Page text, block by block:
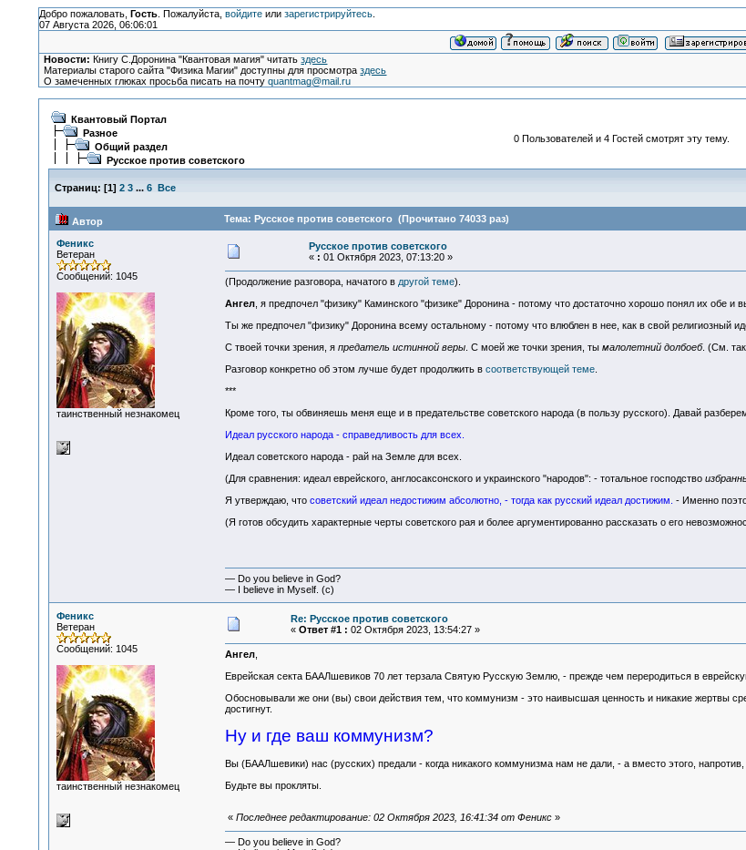
Добро пожаловать, Гость. Пожалуйста, войдитеили зарегистрируйтесь.
07 Августа 2026, 06:06:01
Новости: Книгу С.Доронина "Квантовая магия" читатьздесь
Материалы старого сайта "Физика Магии" доступны для просмотраздесь
О замеченных глюках просьба писать на почтуquantmag@mail.ru
Квантовый Портал
Разное
Общий раздел
Русское против советского
0 Пользователей и 4 Гостей смотрят эту тему.
Страниц: [1] 2 3 ... 6 Все
Автор Тема: Русское против советского (Прочитано 74033 раз)
Феникс
Ветеран
Сообщений: 1045
таинственный незнакомец
Русское против советского
« : 01 Октября 2023, 07:13:20 »
(Продолжение разговора, начатого в другой теме).
Ангел, я предпочел "физику" Каминского "физике" Доронина - потому что достаточно хорошо понял их обе и
Ты же предпочел "физику" Доронина всему остальному - потому что влюблен в нее, как в свой религиозный
С твоей точки зрения, я предатель истинной веры. С моей же точки зрения, ты малолетний долбоеб. (См.
Разговор конкретно об этом лучше будет продолжить в соответствующей теме.
***
Кроме того, ты обвиняешь меня еще и в предательстве советского народа (в пользу русского). Давай
Идеал русского народа - справедливость для всех.
Идеал советского народа - рай на Земле для всех.
(Для сравнения: идеал еврейского, англосаксонского и украинского "народов": - тотальное господство
Я утверждаю, что советский идеал недостижим абсолютно, - тогда как русский идеал достижим. - Именно
(Я готов обсудить характерные черты советского рая и более аргументированно рассказать о его
— Do you believe in God?
— I believe in Myself. (c)
Феникс
Ветеран
Сообщений: 1045
таинственный незнакомец
Re: Русское против советского
« Ответ #1 : 02 Октября 2023, 13:54:27 »
Ангел,
Еврейская секта БААЛшевиков 70 лет терзала Святую Русскую Землю, - прежде чем переродиться в
Обосновывали же они (вы) свои действия тем, что коммунизм - это наивысшая ценность и никакие жертвы
достигнут.
Ну и где ваш коммунизм?
Вы (БААЛшевики) нас (русских) предали - когда никакого коммунизма нам не дали, - а вместо этого,
Будьте вы прокляты.
« Последнее редактирование: 02 Октября 2023, 16:41:34 от Феникс»
— Do you believe in God?